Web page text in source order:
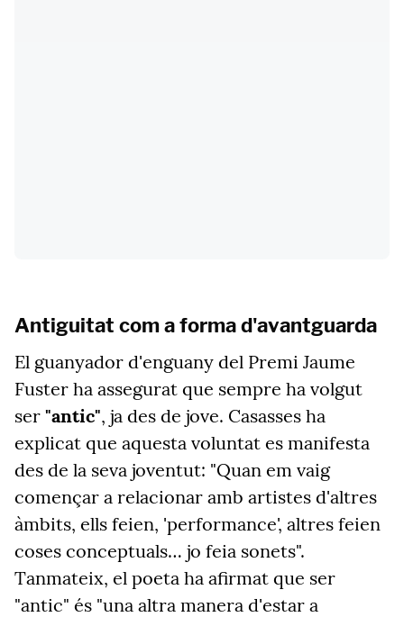
Antiguitat com a forma d'avantguarda
El guanyador d'enguany del Premi Jaume
Fuster ha assegurat que sempre ha volgut
ser "antic", ja des de jove. Casasses ha
explicat que aquesta voluntat es manifesta
des de la seva joventut: "Quan em vaig
començar a relacionar amb artistes d'altres
àmbits, ells feien, 'performance', altres feien
coses conceptuals… jo feia sonets".
Tanmateix, el poeta ha afirmat que ser
"antic" és "una altra manera d'estar a